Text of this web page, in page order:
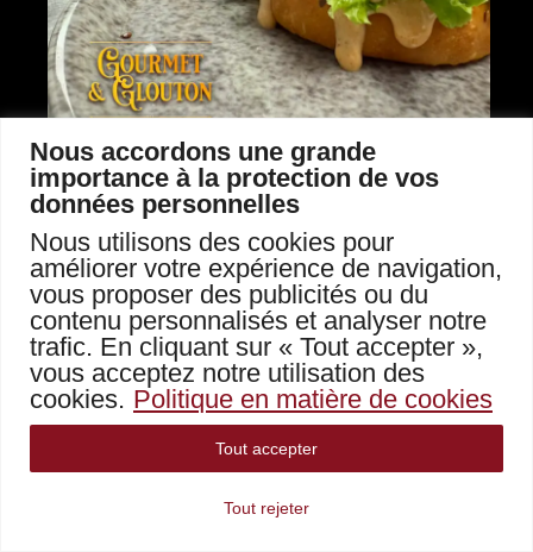
Nous accordons une grande
importance à la protection de vos
données personnelles
Nous utilisons des cookies pour
améliorer votre expérience de navigation,
vous proposer des publicités ou du
contenu personnalisés et analyser notre
trafic. En cliquant sur « Tout accepter »,
vous acceptez notre utilisation des
cookies. Politique en matière de cookies
Tout rejeter
Tout accepter
Le Titan prend forme en cuisine : un burger préparé à la
commande avec jusqu’à 400 g de viande hachée 100 %
pur muscle Aubrac.
400 grammes de viande hachée
100 % pur muscle Aubrac
Le cœur du Titan, c’est évidemment sa
viande.
Nous utilisonsjusqu’à 400 g de viande
hachée 100 % pur muscle Aubrac,
élaborée à partir de morceaux
soigneusement sélectionnés.
Cette démarche fait toute la différence.